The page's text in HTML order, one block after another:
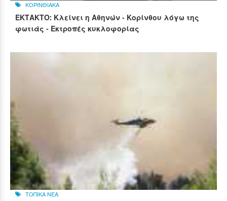
ΚΟΡΙΝΘΙΑΚΑ
ΕΚΤΑΚΤΟ: Κλείνει η Αθηνών - Κορίνθου λόγω της
φωτιάς - Εκτροπές κυκλοφορίας
ΤΟΠΙΚΑ ΝΕΑ